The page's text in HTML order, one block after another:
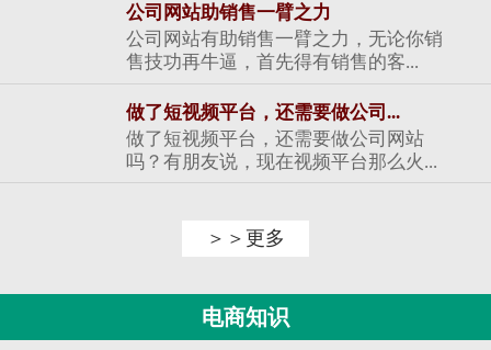
公司网站助销售一臂之力
公司网站有助销售一臂之力，无论你销
售技功再牛逼，首先得有销售的客...
做了短视频平台，还需要做公司...
做了短视频平台，还需要做公司网站
吗？有朋友说，现在视频平台那么火...
＞＞更多
电商知识